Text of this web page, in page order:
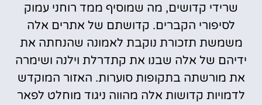
שרידי קדושים, מה שמוסיף ממד רוחני עמוק
לסיפורי הקברים. קדושתם של אתרים אלה
משמשת תזכורת נוקבת לאמונה שהנחתה את
ידיהם של אלה שבנו את קתדרלת וילנה ושימרה
את מורשתה בתקופות סוערות. האזור המוקדש
לדמויות קדושות אלה מהווה ניגוד מוחלט לפאר